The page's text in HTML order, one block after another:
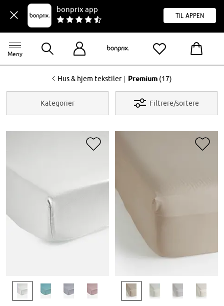
bonprix app
til appen
Meny
<Hus & hjem tekstiler | Premium (17)
Kategorier Filtrere/sortere